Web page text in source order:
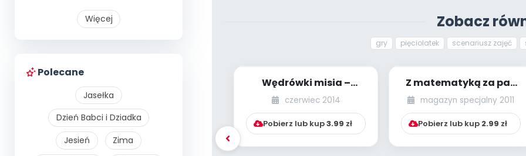
Więcej
Polecane
Jasełka
Dzień Babci i Dziadka
Jesień
Zima
Zobacz
gry pięciolatek scenariusz zajęć
Wędrówki misia –
poznajemy zwyczaje
niedźwiedzia w grze...
czerwiec 2014
Pobierz lub kup3.99 zł
Z matematyką za pan
brat już od
najmłodszych lat
magazyn specjalny 2011
Pobierz lub kup 2.99 zł